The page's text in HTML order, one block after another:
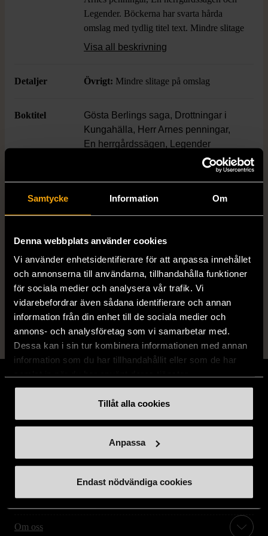
Samtycke Information Om
Denna webbplats använder cookies
Vi använder enhetsidentifierare för att anpassa innehållet
och annonserna till användarna, tillhandahålla funktioner
för sociala medier och analysera vår trafik. Vi
vidarebefordrar även sådana identifierare och annan
information från din enhet till de sociala medier och
annons- och analysföretag som vi samarbetar med.
Dessa kan i sin tur kombinera informationen med annan
information som du har tillhandahållit eller som de har
Tillåt alla cookies
Anpassa
Endast nödvändiga cookies
Legender. Böckerna har svarta hårda
omslag med tydlig titel text. Mindre slitage
på omslag.
Visa all beskrivning
Detaljer Övrigt: Mindre slitage på omslag
Boktitel
Gösta Berlings saga, Drottningar i
Kungahälla, Herr Arnes penningar,
En herrgårdssägen, Legender
Skick
Produkten är sparsamt använd, är av fin
förslitningar.
Läs mer om hur vi bedömer
Stöd oss
Hitta till oss
Om oss